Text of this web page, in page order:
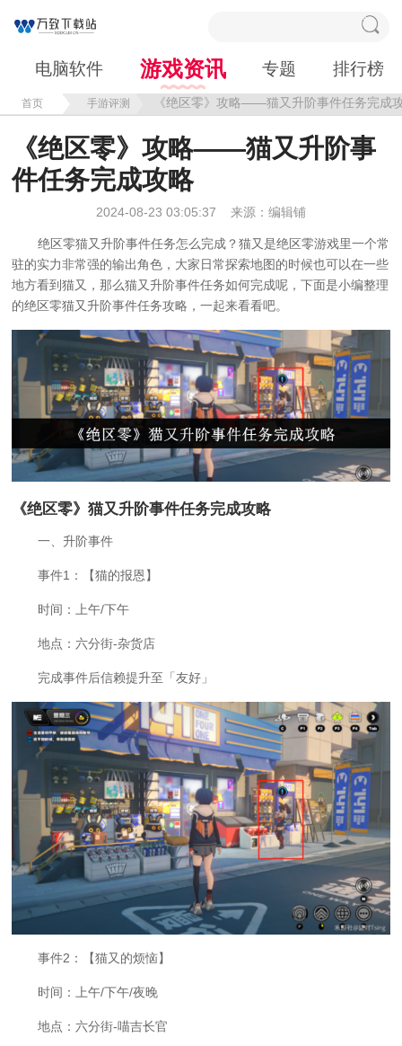
电脑软件 游戏资讯 专题 排行榜
首页 手游评测 《绝区零》攻略——猫又升阶事件任务完成
《绝区零》攻略——猫又升阶事
件任务完成攻略
2024-08-23 03:05:37 来源：编辑铺
绝区零猫又升阶事件任务怎么完成？猫又是绝区零游戏里一个常
驻的实力非常强的输出角色，大家日常探索地图的时候也可以在一些
地方看到猫又，那么猫又升阶事件任务如何完成呢，下面是小编整理
的绝区零猫又升阶事件任务攻略，一起来看看吧。
《绝区零》猫又升阶事件任务完成攻略
一、升阶事件
事件1：【猫的报恩】
时间：上午/下午
地点：六分街-杂货店
完成事件后信赖提升至「友好」
事件2：【猫又的烦恼】
时间：上午/下午/夜晚
地点：六分街-喵吉长官